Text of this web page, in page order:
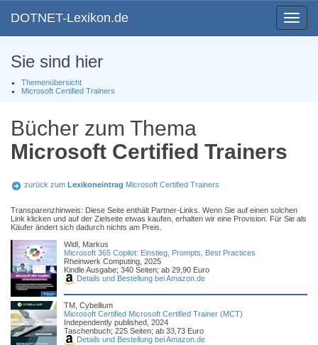
Toggle
DOTNET-Lexikon.de
Sie sind hier
Themenübersicht
Microsoft Certified Trainers
Bücher zum Thema
Microsoft Certified Trainers
zurück zum Lexikoneintrag Microsoft Certified Trainers
Transparenzhinweis: Diese Seite enthält Partner-Links. Wenn Sie auf einen solchen
Link klicken und auf der Zielseite etwas kaufen, erhalten wir eine Provision. Für Sie als
Käufer ändert sich dadurch nichts am Preis.
Widl, Markus
Microsoft 365 Copilot: Einstieg, Prompts, Best Practices
Rheinwerk Computing, 2025
Kindle Ausgabe; 340 Seiten; ab 29,90 Euro
Details und Bestellung bei Amazon.de
TM, Cybellium
Microsoft Certified Microsoft Certified Trainer (MCT)
Independently published, 2024
Taschenbuch; 225 Seiten; ab 33,73 Euro
Details und Bestellung bei Amazon.de